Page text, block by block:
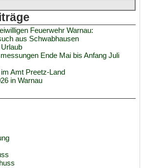
Feuerwehr Warnau:
aus Schwabhausen
Ende Mai bis Anfang Juli
Amt Preetz-Land
in Warnau